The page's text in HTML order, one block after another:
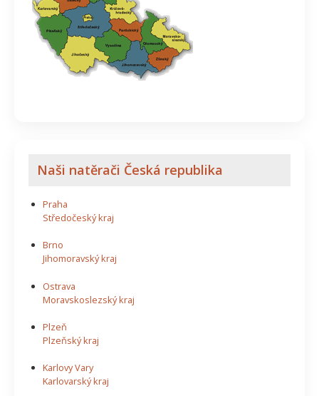
Naši natěrači Česká republika
Praha
Středočeský kraj
Brno
Jihomoravský kraj
Ostrava
Moravskoslezský kraj
Plzeň
Plzeňský kraj
Karlovy Vary
Karlovarský kraj